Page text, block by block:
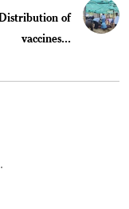
of
vaccines...